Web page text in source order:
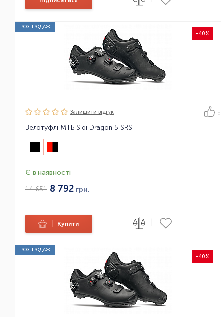
РОЗПРОДАЖ
-40%
Залишити вiдгук 0
Велотуфлі МТБ Sidi Dragon 5 SRS
Є в наявності
14 651 8 792 грн.
Купити
РОЗПРОДАЖ
-40%